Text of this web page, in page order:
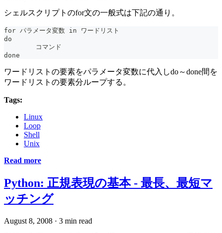
シェルスクリプトのfor文の一般式は下記の通り。
for パラメータ変数 in ワードリスト
do
	コマンド
done
ワードリストの要素をパラメータ変数に代入しdo～done間を
ワードリストの要素分ループする。
Tags:
Linux
Loop
Shell
Unix
Read more
Python: 正規表現の基本 - 最長、最短マ
ッチング
August 8, 2008 · 3 min read